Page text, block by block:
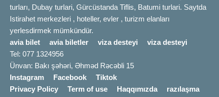
turları, Dubay turlari, Gürcüstanda Tiflis, Batumi turlari. Saytda
Istirahet merkezleri , hoteller, evler , turizm elanları
yerlesdirmek mümkündür.
avia bilet
avia biletler viza desteyi
viza desteyi
Tel: 077 1324956
Ünvan: Bakı şəhəri, Əhməd Rəcəbli 15
Instagram
Facebook
Tiktok
Privacy Policy
Term of use Haqqımızda
razılaşma